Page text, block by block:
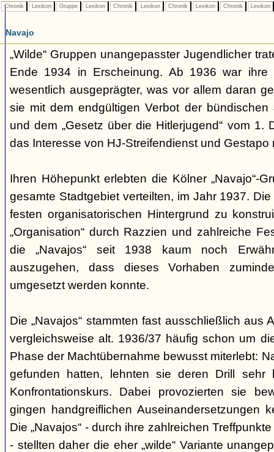
Chronik Lexikon Gruppe Lexikon Chronik Lexikon Chronik Lexikon Chronik Lexikon
Navajo
„Wilde“ Gruppen unangepasster Jugendlicher
Ende 1934 in Erscheinung. Ab 1936 war ihre
wesentlich ausgeprägter, was vor allem daran
sie mit dem endgültigen Verbot der
und dem „Gesetz über die Hitlerjugend“ vom 1.
das Interesse von HJ-Streifendienst und Gestapo
Ihren Höhepunkt erlebten die Kölner „Navajo“-
gesamte Stadtgebiet verteilten, im Jahr 1937.
festen organisatorischen Hintergrund zu
„Organisation“ durch Razzien und zahlreiche
die „Navajos“ seit 1938 kaum noch
auszugehen, dass dieses Vorhaben
umgesetzt werden konnte.
Die „Navajos“ stammten fast ausschließlich aus
vergleichsweise alt. 1936/37 häufig schon um
Phase der Machtübernahme bewusst miterlebt:
gefunden hatten, lehnten sie deren Drill
Konfrontationskurs. Dabei provozierten sie
gingen handgreiflichen Auseinandersetzungen
Die „Navajos“ - durch ihre zahlreichen
- stellten daher die eher „wilde“ Variante